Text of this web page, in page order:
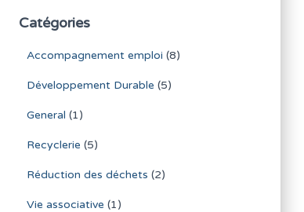
Catégories
Accompagnement emploi (8)
Développement Durable (5)
General (1)
Recyclerie (5)
Réduction des déchets (2)
Vie associative (1)